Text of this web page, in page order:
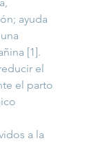
ayuda
[1].
el
el parto
a la